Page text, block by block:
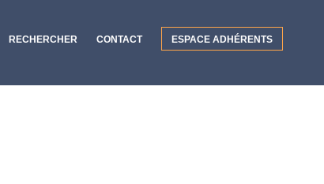
RECHERCHER CONTACT ESPACE ADHÉRENTS